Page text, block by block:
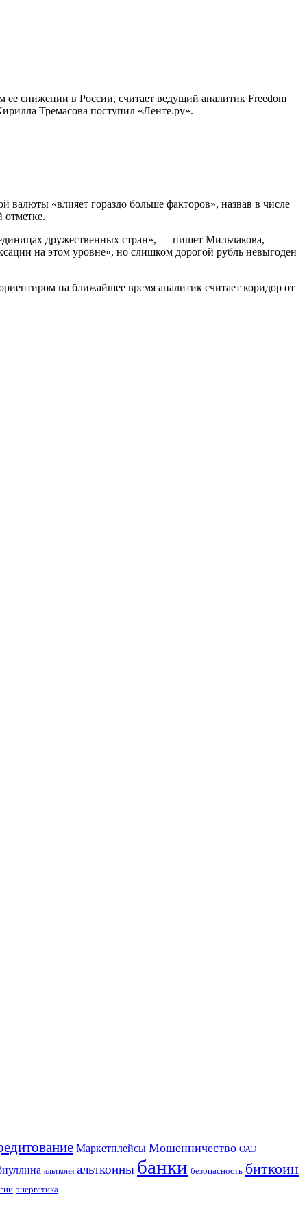
снижении в России, считает ведущий аналитик Freedom
Тремасова поступил «Ленте.ру».
валюты «влияет гораздо больше факторов», назвав в числе
отметке.
дружественных стран», — пишет Мильчакова,
на этом уровне», но слишком дорогой рубль невыгоден
на ближайшее время аналитик считает коридор от
Маркетплейсы Мошенничество ОАЭ
альткоин альткоины банки безопасность биткоин
энергетика